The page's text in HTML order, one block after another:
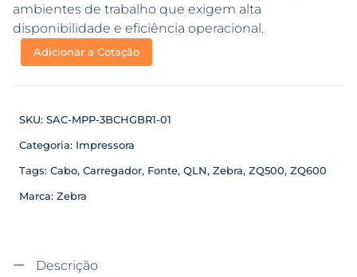
ambientes de trabalho que exigem alta
disponibilidade e eficiência operacional.
Adicionar a Cotação
SKU: SAC-MPP-3BCHGBR1-01
Categoria: Impressora
Tags: Cabo, Carregador, Fonte, QLN, Zebra, ZQ500, ZQ600
Marca: Zebra
Descrição